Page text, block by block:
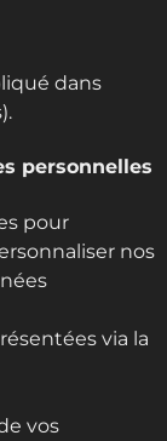
dans
personnelles
pour
nos
via la
vos